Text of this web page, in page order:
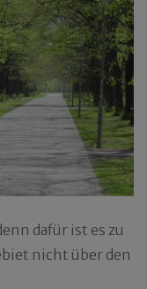
dafür ist es zu
nicht über den